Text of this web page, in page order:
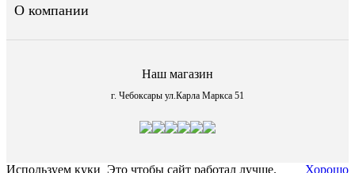
О компании
Наш магазин
г. Чебоксары ул.Карла Маркса 51
Используем куки Это чтобы сайт работал лучше. Хорошо